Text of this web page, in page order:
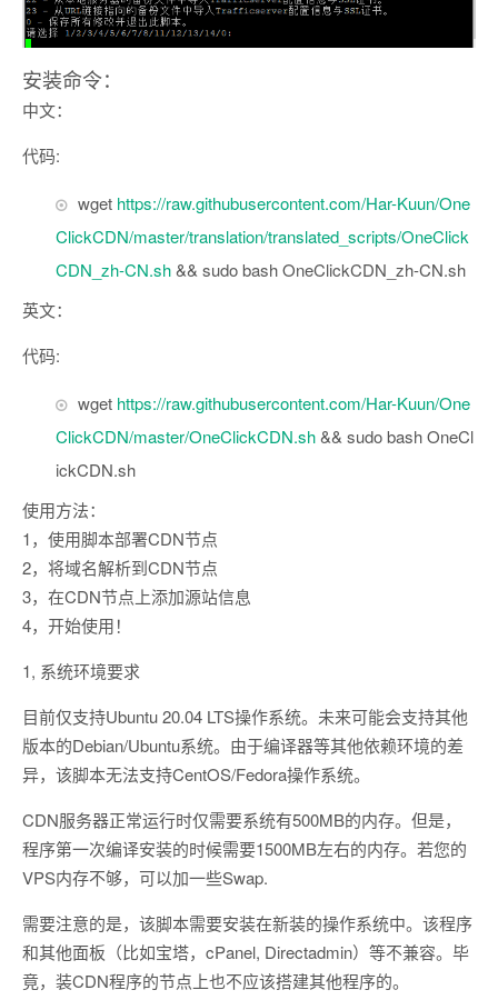
安装命令：
中文：
代码:
wget https://raw.githubusercontent.com/Har-Kuun/One
ClickCDN/master/translation/translated_scripts/OneClick
CDN_zh-CN.sh&& sudo bash OneClickCDN_zh-CN.sh
英文：
代码:
wget https://raw.githubusercontent.com/Har-Kuun/One
ClickCDN/master/OneClickCDN.sh&& sudo bash OneCl
ickCDN.sh
使用方法：
1，使用脚本部署CDN节点
2，将域名解析到CDN节点
3，在CDN节点上添加源站信息
4，开始使用！
1, 系统环境要求
目前仅支持Ubuntu 20.04 LTS操作系统。未来可能会支持其他
版本的Debian/Ubuntu系统。由于编译器等其他依赖环境的差
异，该脚本无法支持CentOS/Fedora操作系统。
CDN服务器正常运行时仅需要系统有500MB的内存。但是，
程序第一次编译安装的时候需要1500MB左右的内存。若您的
VPS内存不够，可以加一些Swap.
需要注意的是，该脚本需要安装在新装的操作系统中。该程序
和其他面板（比如宝塔，cPanel, Directadmin）等不兼容。毕
竟，装CDN程序的节点上也不应该搭建其他程序的。